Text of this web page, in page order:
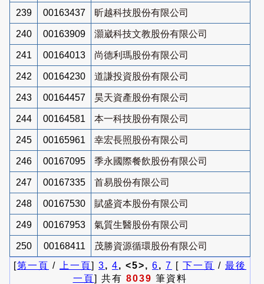
239 00163437 昕越科技股份有限公司
240 00163909 灝崴科技文教股份有限公司
241 00164013 尚德利瑪股份有限公司
242 00164230 道謙投資股份有限公司
243 00164457 昊天資產股份有限公司
244 00164581 本一科技股份有限公司
245 00165961 幸宏長照股份有限公司
246 00167095 季永國際餐飲股份有限公司
247 00167335 首易股份有限公司
248 00167530 賦盛資本股份有限公司
249 00167953 氣質生醫股份有限公司
250 00168411
茂勝資源循環股份有限公司
[第一頁 / 上一頁] 3, 4, <5>, 6, 7 [ 下一頁 / 最後
一頁] 共有 8039 筆資料